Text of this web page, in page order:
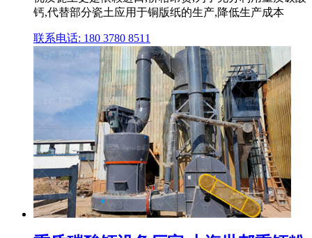
钙,代替部分瓷土应用于铜版纸的生产,降低生产成本
联系电话: 180 3780 8511